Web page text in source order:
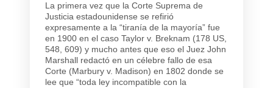
La primera vez que la Corte Suprema de
Justicia estadounidense se refirió
expresamente a la “tiranía de la mayoría” fue
en 1900 en el caso Taylor v. Breknam (178 US,
548, 609) y mucho antes que eso el Juez John
Marshall redactó en un célebre fallo de esa
Corte (Marbury v. Madison) en 1802 donde se
lee que “toda ley incompatible con la